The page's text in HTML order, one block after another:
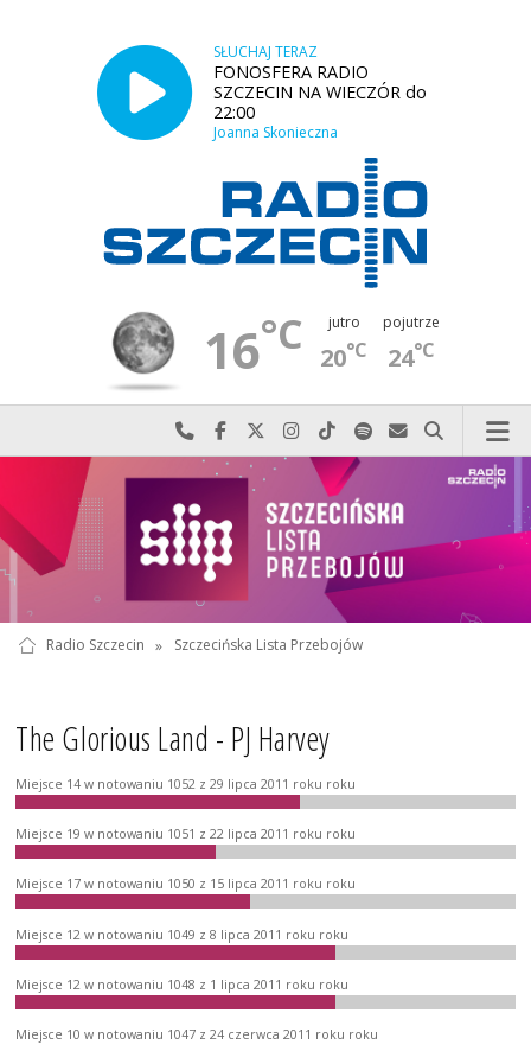
SŁUCHAJ TERAZ
FONOSFERA RADIO
SZCZECIN NA WIECZÓR do
22:00
Joanna Skonieczna
16°C jutro
20°C
pojutrze
24°C
Najlepiej po prostu do nas zadzwoń
Odwiedź nas na Facebook-u
Odwiedź nas na X
Odwiedź nas na Instagram-ie
Odwiedź nas na TikTok-u
Szukaj nas na Spotify
Wyślij do nas
Szukaj
Radio Szczecin » Szczecińska Lista Przebojów
The Glorious Land - PJ Harvey
Miejsce 14 w notowaniu 1052 z 29 lipca 2011 roku roku
Miejsce 19 w notowaniu 1051 z 22 lipca 2011 roku roku
Miejsce 17 w notowaniu 1050 z 15 lipca 2011 roku roku
Miejsce 12 w notowaniu 1049 z 8 lipca 2011 roku roku
Miejsce 12 w notowaniu 1048 z 1 lipca 2011 roku roku
Miejsce 10 w notowaniu 1047 z 24 czerwca 2011 roku roku